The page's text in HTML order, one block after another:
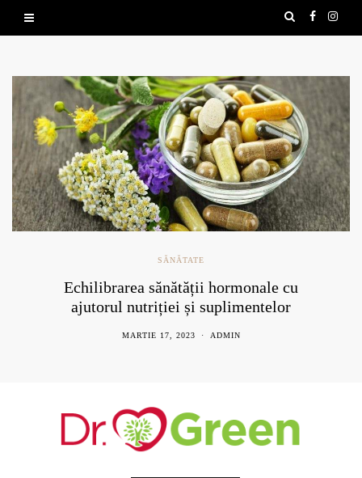
SĂNĂTATE
Echilibrarea sănătății hormonale cu
ajutorul nutriției și suplimentelor
MARTIE 17, 2023 ADMIN